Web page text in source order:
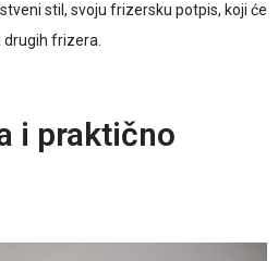
stil, svoju frizersku potpis, koji će
drugih frizera.
i praktično